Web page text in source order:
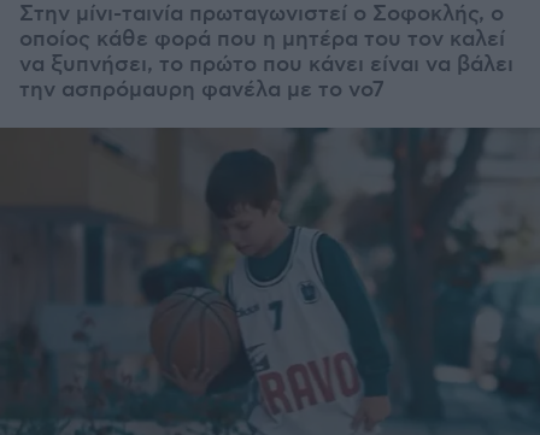
Στην μίνι-ταινία πρωταγωνιστεί ο Σοφοκλής, ο
οποίος κάθε φορά που η μητέρα του τον καλεί
να ξυπνήσει, το πρώτο που κάνει είναι να βάλει
την ασπρόμαυρη φανέλα με το νο7